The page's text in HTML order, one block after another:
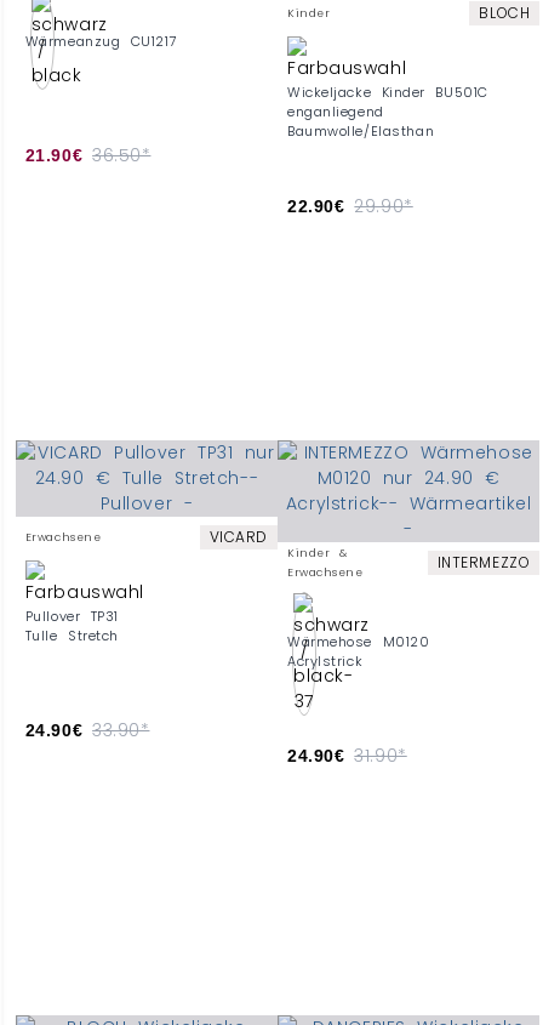
Wärmeanzug CU1217
21.90€ 36.50*
Kinder BLOCH
Wickeljacke Kinder BU501C
enganliegend
Baumwolle/Elasthan
22.90€ 29.90*
Erwachsene VICARD
Pullover TP31
Tulle Stretch
24.90€ 33.90*
Kinder &
Erwachsene
INTERMEZZO
Wärmehose M0120
Acrylstrick
24.90€ 31.90*